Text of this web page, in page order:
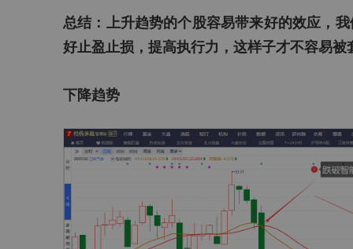
总结：上升趋势的个股容易带来好的效应，
好止盈止损，提高执行力，这样子才不容易被
下降趋势